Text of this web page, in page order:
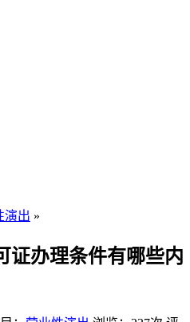
演出 »
证办理条件有哪些内